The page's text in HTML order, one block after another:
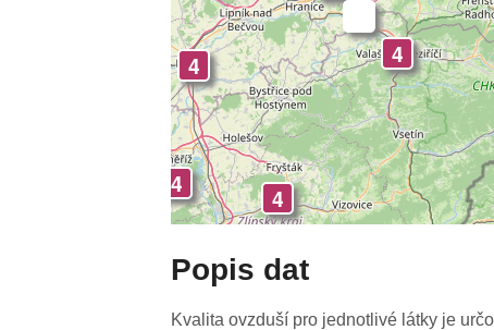
4
4
4
4
4
Popis dat
Kvalita ovzduší pro jednotlivé látky je